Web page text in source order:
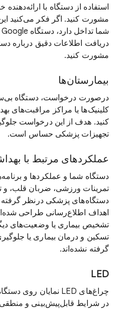
استفاده از دستگاه با
مشورت کنید. اگر فکر می‌کنید
دریافت اطلاعات دقیق درباره
مشورت کنید.
بیمارستان‌ها
درصورت درخواست، دستگاه
کلینیک‌ها یا مراکز مراقبت‌های
کنید. هدف از این درخواست
تجهیزات پزشکی حساس است.
عملکردهای مرتبط با
دستگاه شما و عملکردها و
تمرینات ورزشی، ضربان قلب، و
دستگاه‌های پزشکی درنظر
اهداف اطلاع‌رسانی طراحی
تشخیص بیماری یا وضعیت‌های
تسکین و درمان بیماری یا
گرفته نشده‌اند.
LED
در شرایط قابل‌پیش‌بینی و